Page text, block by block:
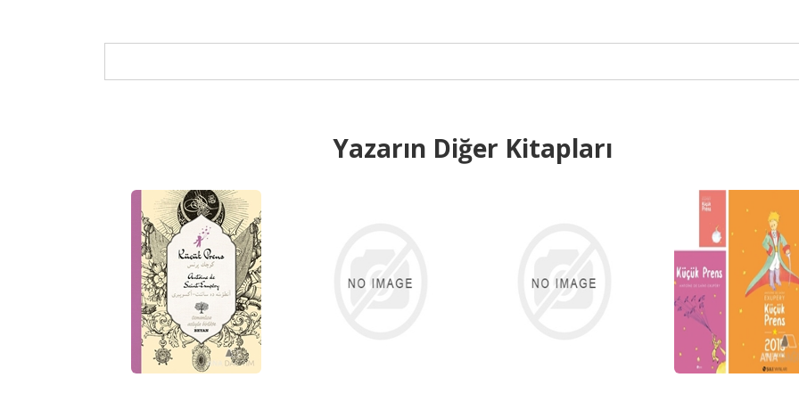
Yazarın Diğer Kitapları